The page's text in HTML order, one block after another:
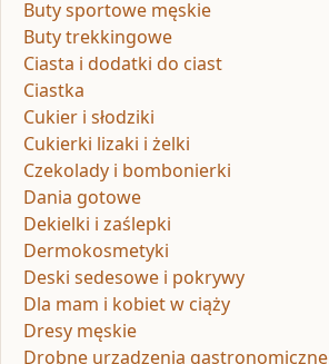
Buty sportowe męskie
Buty trekkingowe
Ciasta i dodatki do ciast
Ciastka
Cukier i słodziki
Cukierki lizaki i żelki
Czekolady i bombonierki
Dania gotowe
Dekielki i zaślepki
Dermokosmetyki
Deski sedesowe i pokrywy
Dla mam i kobiet w ciąży
Dresy męskie
Drobne urządzenia gastronomiczne